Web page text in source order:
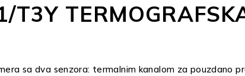
sa dva senzora: termalnim kanalom za pouzdano